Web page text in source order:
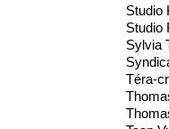
Studio
Studio
Sylvia
Téra-